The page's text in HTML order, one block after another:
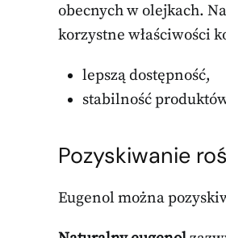
obecnych w olejkach.
korzystne właściwości
lepszą dostępność,
stabilność
Pozyskiwanie
Eugenol można